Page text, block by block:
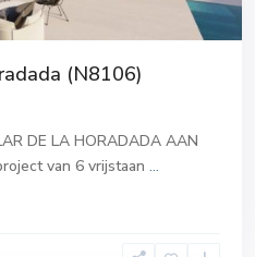
(N8106)
DE LA HORADADA AAN
van 6 vrijstaan ...